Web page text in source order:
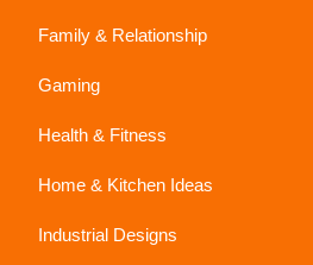
Family & Relationship
Gaming
Health & Fitness
Home & Kitchen Ideas
Industrial Designs